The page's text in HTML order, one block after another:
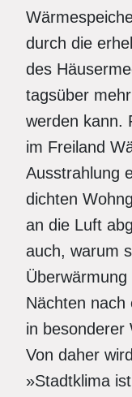
durch die
des
tagsüber
werden kann.
im Freiland
Ausstrahlung
dichten
an die Luft
auch, warum
Nächten nach
in besonderer
Von daher
»Stadtklima